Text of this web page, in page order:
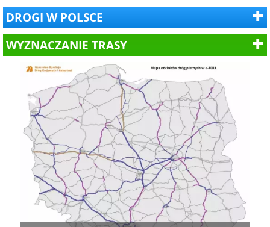
DROGI W POLSCE
WYZNACZANIE TRASY